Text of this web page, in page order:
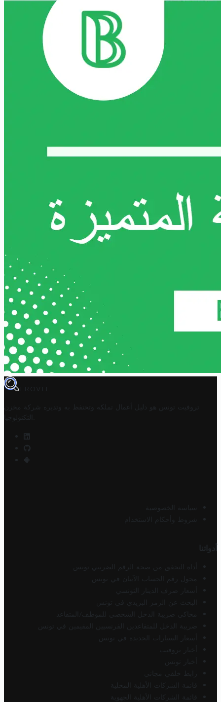
TROVIT
تروفيت تونس هو دليل أعمال تملكه وتحتفظ به وتديره
شركة مخزن
التكنولوجيا
سياسة الخصوصية
شروط وأحكام الاستخدام
أدواتنا
أداة التحقق من صحة الرقم الضريبي تونس
محول رقم الحساب الآيبان في تونس
أسعار صرف الدينار التونسي
البحث عن الرمز البريدي في تونس
محاكي ضريبة الدخل الشخصي للموظف/المتقاعد
ضريبة الدخل للمتقاعدين الفرنسيين المقيمين في تونس
أسعار السيارات الجديدة في تونس
أخبار تروفيت
أخبار تونس
رابط خلفي مجاني
قائمة الشركات الأهلية المحلية
قائمة الشركات الأهلية الجهوية